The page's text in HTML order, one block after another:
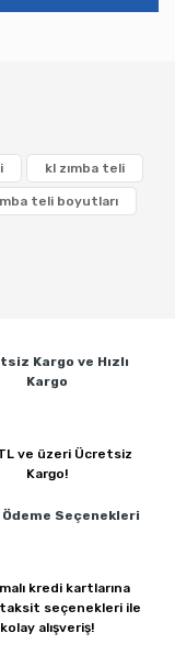
kl zımba teli
teli boyutları
Kargo ve Hızlı
Kargo
ve üzeri Ücretsiz
Kargo!
Seçenekleri
kredi kartlarına
seçenekleri ile
kolay alışveriş!